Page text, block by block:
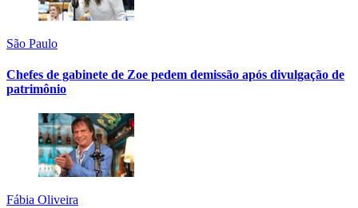
São Paulo
Chefes de gabinete de Zoe pedem demissão após divulgação de
patrimônio
Fábia Oliveira